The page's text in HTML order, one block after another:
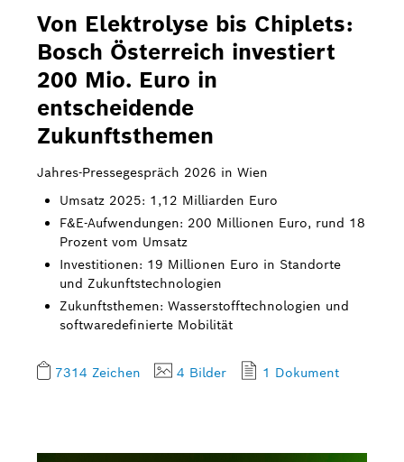
Von Elektrolyse bis Chiplets:
Bosch Österreich investiert
200 Mio. Euro in
entscheidende
Zukunftsthemen
Jahres-Pressegespräch 2026 in Wien
Umsatz 2025: 1,12 Milliarden Euro
F&E-Aufwendungen: 200 Millionen Euro, rund 18
Prozent vom Umsatz
Investitionen: 19 Millionen Euro in Standorte
und Zukunftstechnologien
Zukunftsthemen: Wasserstofftechnologien und
softwaredefinierte Mobilität
7314 Zeichen 4 Bilder 1 Dokument